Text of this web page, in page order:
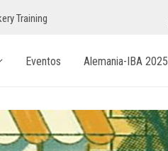
Training
Eventos Alemania-IBA 2025